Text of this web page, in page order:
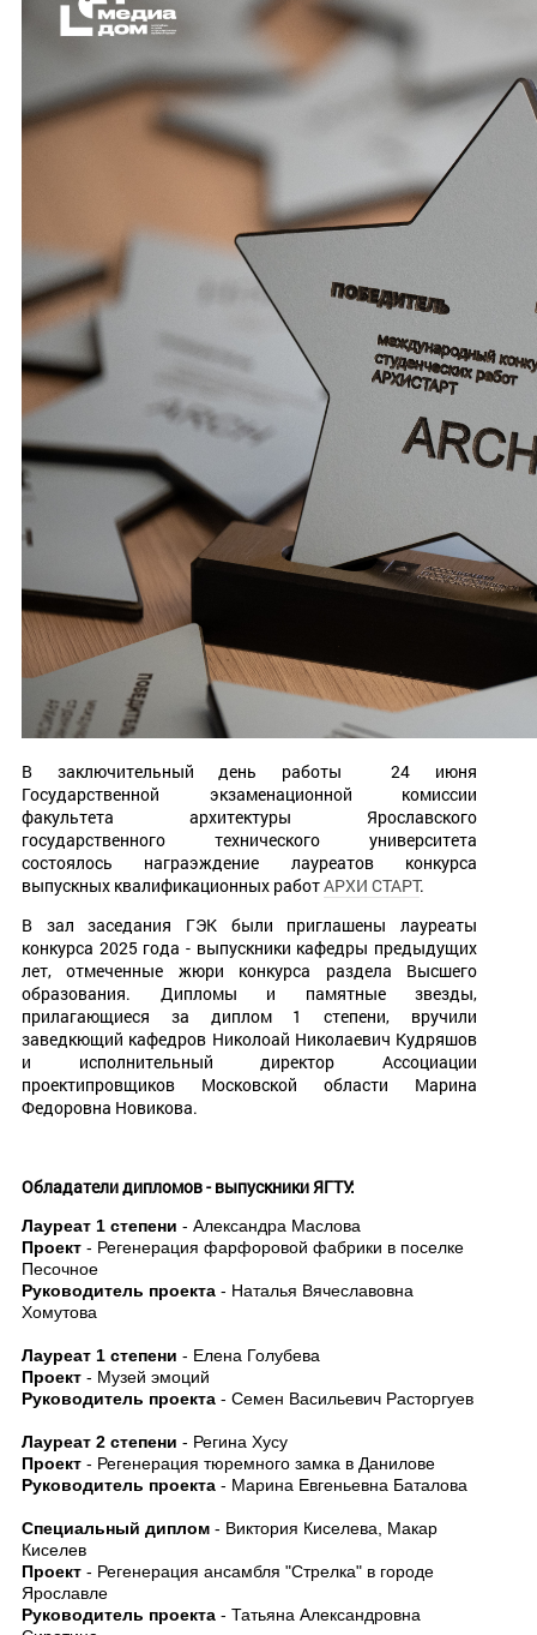
В заключительный день работы 24 июня
Государственной экзаменационной комиссии
факультета архитектуры Ярославского
государственного технического университета
состоялось награэждение лауреатов конкурса
выпускных квалификационных работАРХИ СТАРТ.
В зал заседания ГЭК были приглашены лауреаты
конкурса 2025 года - выпускники кафедры предыдущих
лет, отмеченные жюри конкурса раздела Высшего
образования. Дипломы и памятные звезды,
прилагающиеся за диплом 1 степени, вручили
заведкющий кафедров Николоай Николаевич Кудряшов
и исполнительный директор Ассоциации
проектипровщиков Московской области Марина
Федоровна Новикова.
Обладатели дипломов - выпускники ЯГТУ:
Лауреат 1 степени - Александра Маслова
Проект - Регенерация фарфоровой фабрики в поселке
Песочное
Руководитель проекта - Наталья Вячеславовна
Хомутова
Лауреат 1 степени - Елена Голубева
Проект - Музей эмоций
Руководитель проекта - Семен Васильевич Расторгуев
Лауреат 2 степени - Регина Хусу
Проект - Регенерация тюремного замка в Данилове
Руководитель проекта - Марина Евгеньевна Баталова
Специальный диплом - Виктория Киселева, Макар
Киселев
Проект - Регенерация ансамбля "Стрелка" в городе
Ярославле
Руководитель проекта - Татьяна Александровна